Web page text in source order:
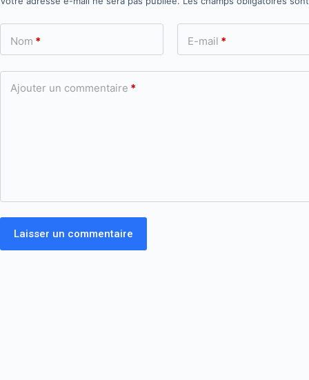
Nom * E-mail *
Ajouter un commentaire *
Laisser un commentaire